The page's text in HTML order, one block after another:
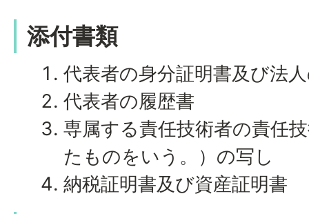
添付書類
代表者の身分証明書及び法
代表者の履歴書
専属する責任技術者の責任
たものをいう。）の写し
納税証明書及び資産証明書